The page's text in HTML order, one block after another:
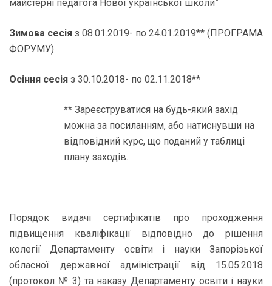
майстерні педагога Нової української школи”
Зимова сесія з 08.01.2019- по 24.01.2019** (ПРОГРАМА
ФОРУМУ)
Осіння сесія з 30.10.2018- по 02.11.2018**
** Зареєструватися на будь-який захід
можна за посиланням, або натиснувши на
відповідний курс, що поданий у таблиці
плану заходів.
Порядок видачі сертифікатів про проходження
підвищення кваліфікації відповідно до рішення
колегії Департаменту освіти і науки Запорізької
обласної державної адміністрації від 15.05.2018
(протокол № 3) та наказу Департаменту освіти і науки